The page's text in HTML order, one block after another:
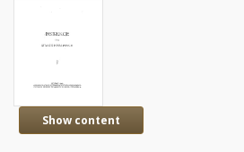
Show content